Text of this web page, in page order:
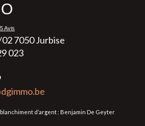
7050 Jurbise
023
d’argent : Benjamin De Geyter